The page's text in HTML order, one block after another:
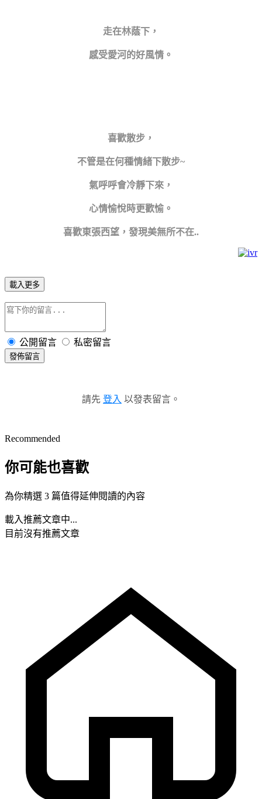
走在林蔭下，
感受愛河的好風情。
喜歡散步，
不管是在何種情緒下散步~
氣呼呼會冷靜下來，
心情愉悅時更歡愉。
喜歡東張西望， 發現美無所不在..
載入更多
公開留言 私密留言
發佈留言
請先 登入 以發表留言。
Recommended
你可能也喜歡
為你精選 3 篇值得延伸閱讀的內容
載入推薦文章中...
目前沒有推薦文章